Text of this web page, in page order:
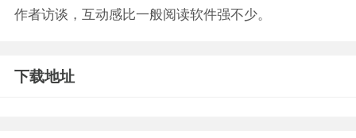
作者访谈，互动感比一般阅读软件强不少。
下载地址